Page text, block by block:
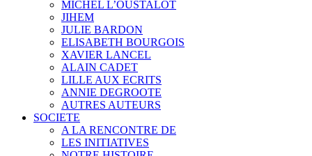
MICHEL L’OUSTALOT
JIHEM
JULIE BARDON
ELISABETH BOURGOIS
XAVIER LANCEL
ALAIN CADET
LILLE AUX ECRITS
ANNIE DEGROOTE
AUTRES AUTEURS
SOCIETE
A LA RENCONTRE DE
LES INITIATIVES